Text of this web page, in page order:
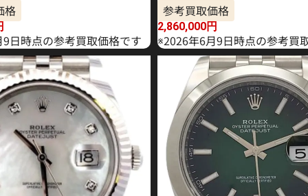
格
日時点の参考買取価格です
参考買取価格
2,860,000円
※2026年6月9日時点の参考買